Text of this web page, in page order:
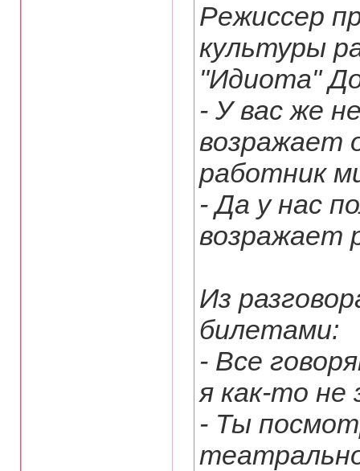
Режиссер
культуры
"Идиота"
- У вас же
возражает
работник
- Да у нас
возражает
Из
билетами:
- Все
я как-то не
- Ты